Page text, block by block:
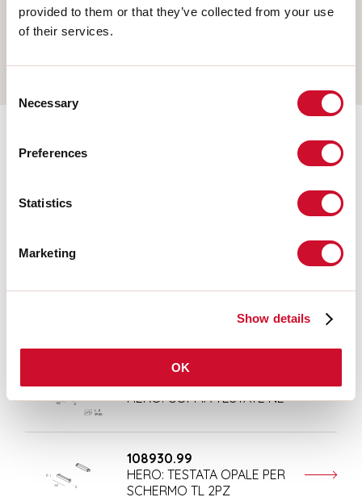
provided to them or that they’ve collected from your use
of their services.
Selection
Necessary
Preferences
Statistics
Marketing
Show details
OK
AUFHÄNGELEUCHTEN
WANDMONTAGE
SCHIENE
Ergänzendes Zubehör
108678.02
HERO: COPPIA TESTATE NE
108930.99
HERO: TESTATA OPALE PER
SCHERMO TL 2PZ